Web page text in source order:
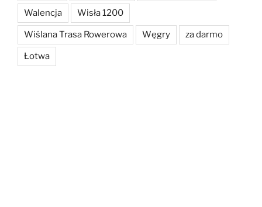
Walencja Wisła 1200
Wiślana Trasa Rowerowa Węgry za darmo
Łotwa